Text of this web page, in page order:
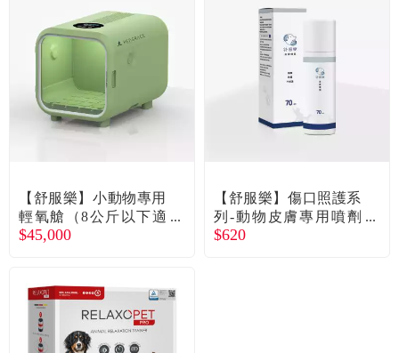
購物流程
會員專區
折價券、紅利說明
【舒服樂】小動物專用
輕氧艙（8公斤以下適
用）手動式-蘋果綠（廠
$45,000
【舒服樂】傷口照護系
列-動物皮膚專用噴劑
（70ml）（廠商直送）
$620